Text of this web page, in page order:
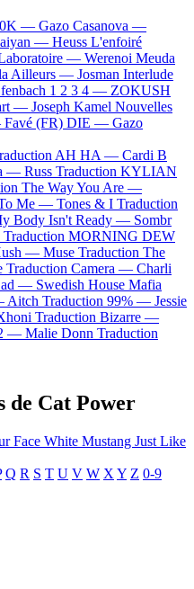
— Gazo Casanova —
— Heuss L'enfoiré
— Werenoi Meuda
Ailleurs — Josman Interlude
1 2 3 4 — ZOKUSH
— Joseph Kamel Nouvelles
Favé (FR) DIE — Gazo
AH HA — Cardi B
— Russ Traduction KYLIAN
The Way You Are —
Me — Tones & I Traduction
Body Isn't Ready — Sombr
Traduction MORNING DEW
— Muse Traduction The
Traduction Camera — Charli
— Swedish House Mafia
Aitch Traduction 99% — Jessie
Traduction Bizarre —
2 — Malie Donn Traduction
de Cat Power
Face White Mustang Just Like
Q R S T U V W X Y Z 0-9